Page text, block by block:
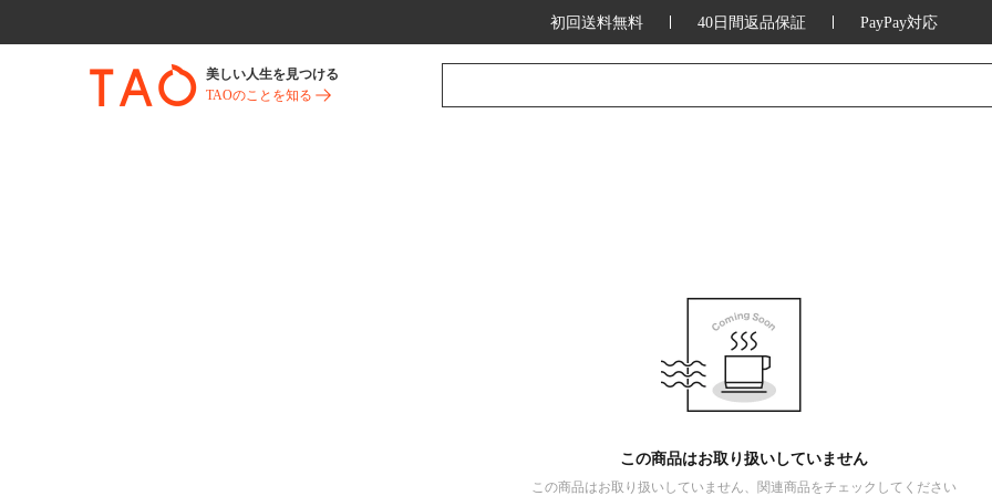
初回送料無料 40日間返品保証 PayPay対応
美しい人生を見つける
TAOのことを知る
この商品はお取り扱いしていません
この商品はお取り扱いしていません、関連商品をチェックしてください